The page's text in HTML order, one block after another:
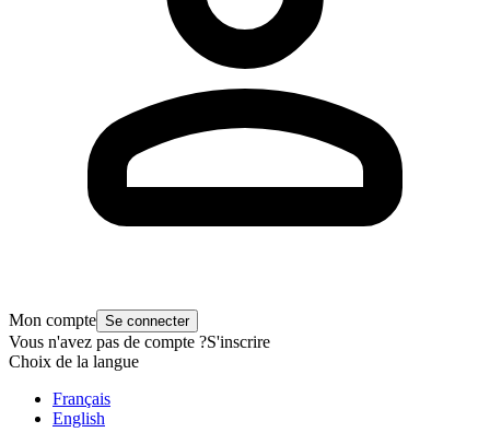
Mon compte Se connecter
Vous n'avez pas de compte ?S'inscrire
Choix de la langue
Français
English